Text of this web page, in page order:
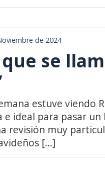
de 2024
que se
estuve viendo
ideal para pasar un
revisión muy
[...]